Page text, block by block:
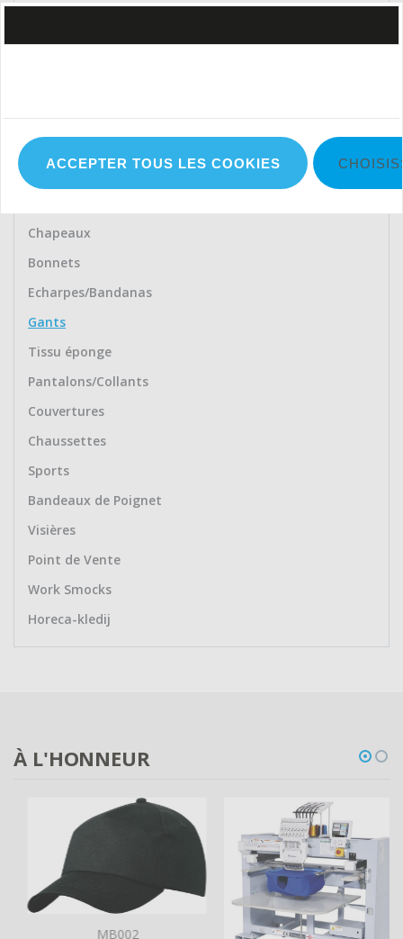
Manteaux
Gilets
Chapeaux
Bonnets
Echarpes/Bandanas
Gants
Tissu éponge
Pantalons/Collants
Couvertures
Chaussettes
Sports
Bandeaux de Poignet
Visières
Point de Vente
Work Smocks
Horeca-kledij
À L'HONNEUR
MB002
ACCEPTER TOUS LES COOKIES